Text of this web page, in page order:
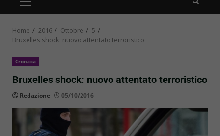
PRIMARY
MENU
Home 2016 Ottobre
5
Bruxelles shock: nuovo attentato terroristico
Cronaca
Bruxelles shock: nuovo attentato terroristico
Redazione 05/10/2016